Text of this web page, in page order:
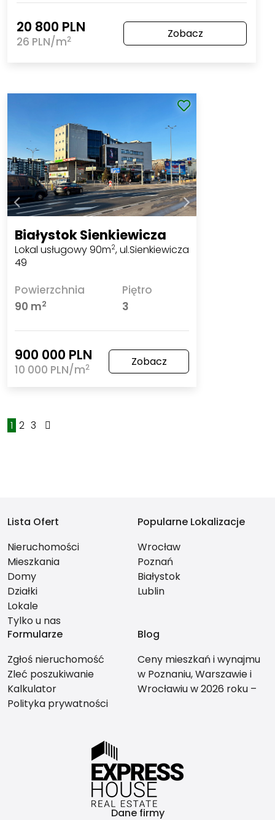
20 800 PLN
26 PLN/m2 Zobacz
Białystok Sienkiewicza
Lokal usługowy 90m2, ul.Sienkiewicza
49
Powierzchnia
90 m2
Piętro
3
900 000 PLN
10 000 PLN/m2 Zobacz
1 2 3
Lista Ofert
Nieruchomości
Mieszkania
Domy
Działki
Lokale
Tylko u nas
Popularne Lokalizacje
Wrocław
Poznań
Białystok
Lublin
Formularze
Zgłoś nieruchomość
Zleć poszukiwanie
Kalkulator
Polityka prywatności
Blog
Ceny mieszkań i wynajmu
w Poznaniu, Warszawie i
Wrocławiu w 2026 roku –
Dane firmy